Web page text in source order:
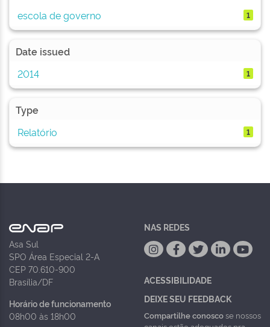
escola de governo 1
Date issued
2014
1
Type
Relatório
1
Asa Sul
SPO Área Especial 2-A
CEP 70.610-900
Brasília/DF
Horário de funcionamento
08h00 às 18h00
NAS REDES
ACESSIBILIDADE
DEIXE SEU FEEDBACK
Compartilhe conoscose nossos